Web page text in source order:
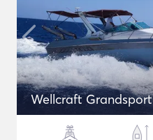
Wellcraft Grandsport